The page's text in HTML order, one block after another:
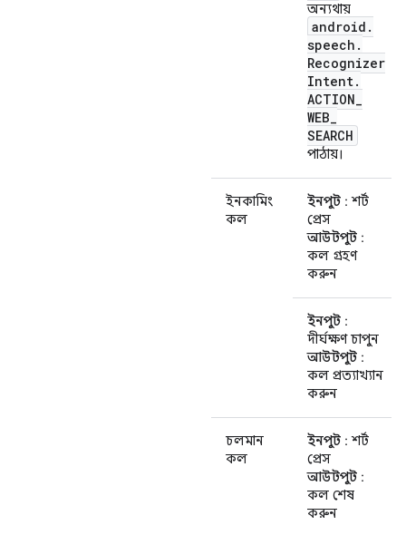
অন্যথায়
android .
speech .
Recognizer
Intent.
ACTION_
WEB_
SEARCH
পাঠায়।
ইনকামিং
কল
ইনপুট : শর্ট
প্রেস
আউটপুট :
কল গ্রহণ
করুন
ইনপুট :
দীর্ঘক্ষণ চাপুন
আউটপুট :
কল প্রত্যাখ্যান
করুন
চলমান
কল
ইনপুট : শর্ট
প্রেস
আউটপুট :
কল শেষ
করুন